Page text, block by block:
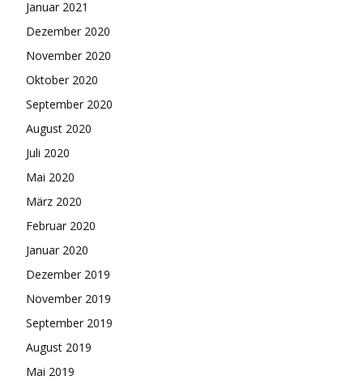
Januar 2021
Dezember 2020
November 2020
Oktober 2020
September 2020
August 2020
Juli 2020
Mai 2020
März 2020
Februar 2020
Januar 2020
Dezember 2019
November 2019
September 2019
August 2019
Mai 2019